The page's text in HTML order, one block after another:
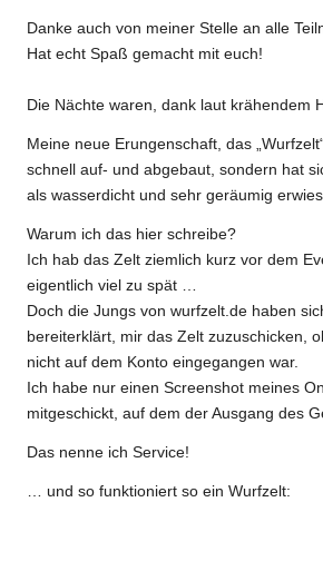
Danke auch von meiner Stelle an alle
Hat echt Spaß gemacht mit euch!
Die Nächte waren, dank laut krähendem
Meine neue Erungenschaft, das
schnell auf- und abgebaut, sondern hat
als wasserdicht und sehr geräumig
Warum ich das hier schreibe?
Ich hab das Zelt ziemlich kurz vor dem
eigentlich viel zu spät …
Doch die Jungs von wurfzelt.de haben
bereiterklärt, mir das Zelt zuzuschicken,
nicht auf dem Konto eingegangen war.
Ich habe nur einen Screenshot meines
mitgeschickt, auf dem der Ausgang des
Das nenne ich Service!
… und so funktioniert so ein Wurfzelt: